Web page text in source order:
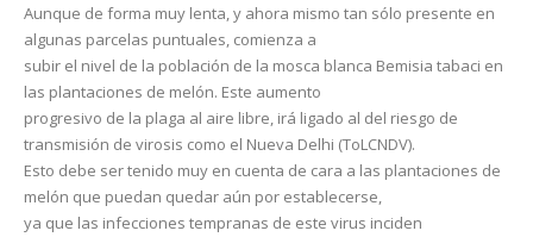
Aunque de forma muy lenta, y ahora mismo tan sólo presente en
algunas parcelas puntuales, comienza a
subir el nivel de la población de la mosca blanca Bemisia tabaci en
las plantaciones de melón. Este aumento
progresivo de la plaga al aire libre, irá ligado al del riesgo de
transmisión de virosis como el Nueva Delhi (ToLCNDV).
Esto debe ser tenido muy en cuenta de cara a las plantaciones de
melón que puedan quedar aún por establecerse,
ya que las infecciones tempranas de este virus inciden